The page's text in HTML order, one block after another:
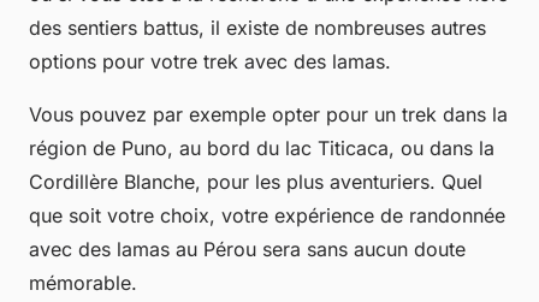
des sentiers battus, il existe de nombreuses autres
options pour votre trek avec des lamas.
Vous pouvez par exemple opter pour un trek dans la
région de Puno, au bord du lac Titicaca, ou dans la
Cordillère Blanche, pour les plus aventuriers. Quel
que soit votre choix, votre expérience de randonnée
avec des lamas au Pérou sera sans aucun doute
mémorable.